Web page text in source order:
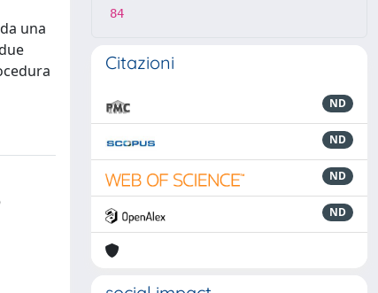
una
84
Citazioni
ND
ND
ND
ND